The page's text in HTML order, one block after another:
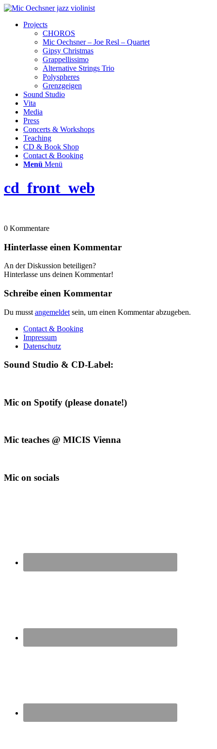
Projects
CHOROS
Mic Oechsner – Joe Resl – Quartet
Gipsy Christmas
Grappellissimo
Alternative Strings Trio
Polyspheres
Grenzgeigen
Sound Studio
Vita
Media
Press
Concerts & Workshops
Teaching
CD & Book Shop
Contact & Booking
Menü Menü
cd_front_web
0 Kommentare
Hinterlasse einen Kommentar
An der Diskussion beteiligen?
Hinterlasse uns deinen Kommentar!
Schreibe einen Kommentar
Du musst angemeldet sein, um einen Kommentar abzugeben.
Contact & Booking
Impressum
Datenschutz
Sound Studio & CD-Label:
Mic on Spotify (please donate!)
Mic teaches @ MICIS Vienna
Mic on socials